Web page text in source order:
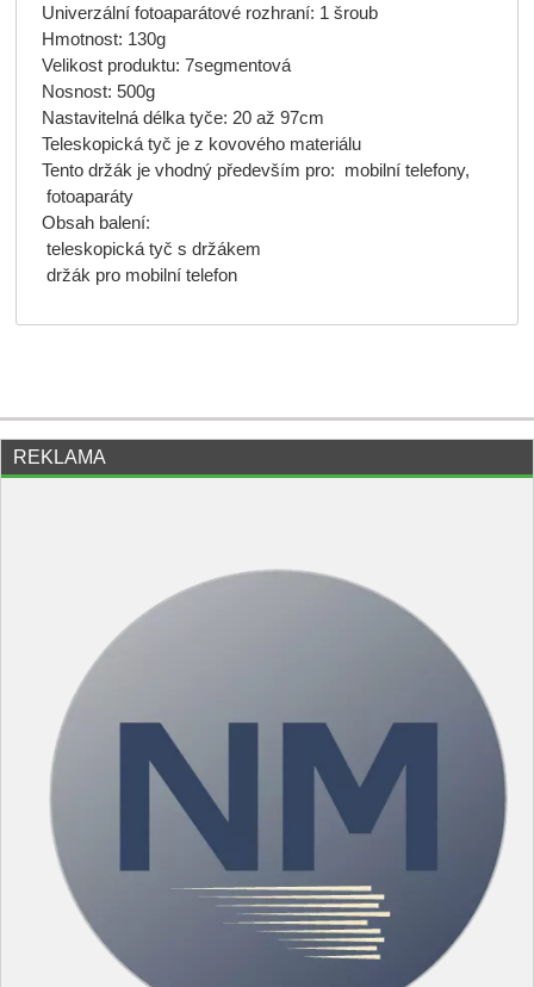
Univerzální fotoaparátové rozhraní: 1 šroub
Hmotnost: 130g
Velikost produktu: 7segmentová
Nosnost: 500g
Nastavitelná délka tyče: 20 až 97cm
Teleskopická tyč je z kovového materiálu
Tento držák je vhodný především pro:
mobilní telefony,
fotoaparáty
Obsah balení:
teleskopická tyč s držákem
držák pro mobilní telefon
REKLAMA